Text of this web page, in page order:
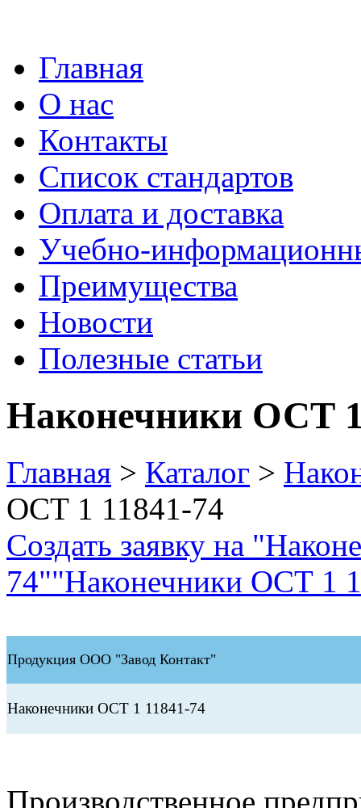
Главная
О нас
Контакты
Список стандартов
Оплата и доставка
Учебно-
Преимущества
Новости
Полезные статьи
Наконечники ОСТ 1
Главная > Каталог >
ОСТ 1 11841-74
Создать заявку на
74""Наконечники ОСТ 1
Продукция ООО "Завод Контакт"
Наконечники ОСТ 1 11841-74